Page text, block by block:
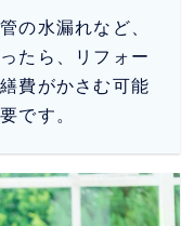
の水漏れなど、
たら、リフォー
費がかさむ可能
です。